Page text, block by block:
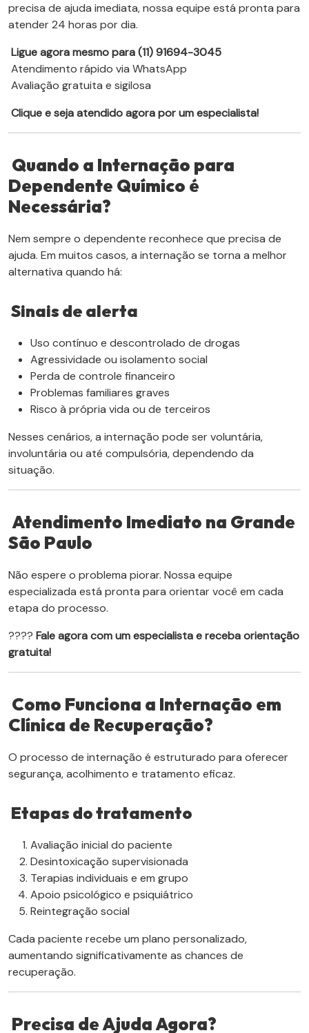
precisa de ajuda imediata, nossa equipe está pronta para
atender 24 horas por dia.
Ligue agora mesmo para (11) 91694-3045
Atendimento rápido via WhatsApp
Avaliação gratuita e sigilosa
Clique e seja atendido agora por um especialista!
Quando a Internação para
Dependente Químico é
Necessária?
Nem sempre o dependente reconhece que precisa de
ajuda. Em muitos casos, a internação se torna a melhor
alternativa quando há:
Sinais de alerta
Uso contínuo e descontrolado de drogas
Agressividade ou isolamento social
Perda de controle financeiro
Problemas familiares graves
Risco à própria vida ou de terceiros
Nesses cenários, a internação pode ser voluntária,
involuntária ou até compulsória, dependendo da
situação.
Atendimento Imediato na Grande
São Paulo
Não espere o problema piorar. Nossa equipe
especializada está pronta para orientar você em cada
etapa do processo.
???? Fale agora com um especialista e receba orientação
gratuita!
Como Funciona a Internação em
Clínica de Recuperação?
O processo de internação é estruturado para oferecer
segurança, acolhimento e tratamento eficaz.
Etapas do tratamento
Avaliação inicial do paciente
Desintoxicação supervisionada
Terapias individuais e em grupo
Apoio psicológico e psiquiátrico
Reintegração social
Cada paciente recebe um plano personalizado,
aumentando significativamente as chances de
recuperação.
Precisa de Ajuda Agora?